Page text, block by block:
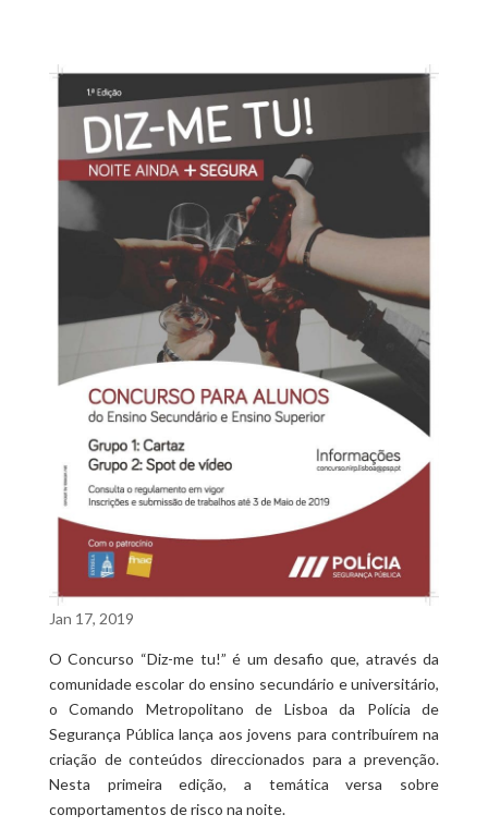
Jan 17, 2019
O Concurso “Diz-me tu!” é um desafio que, através da
comunidade escolar do ensino secundário e universitário,
o Comando Metropolitano de Lisboa da Polícia de
Segurança Pública lança aos jovens para contribuírem na
criação de conteúdos direccionados para a prevenção.
Nesta primeira edição, a temática versa sobre
comportamentos de risco na noite.